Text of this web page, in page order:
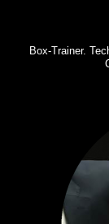
Box-Trainer.